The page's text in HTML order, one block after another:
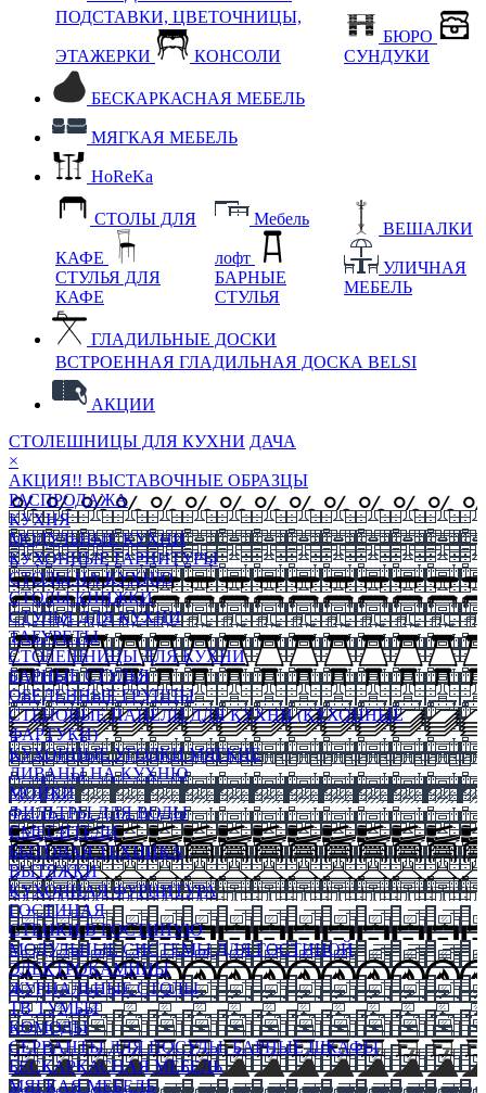
ПОДСТАВКИ, ЦВЕТОЧНИЦЫ,
ЭТАЖЕРКИ КОНСОЛИ
БЮРО
СУНДУКИ
БЕСКАРКАСНАЯ МЕБЕЛЬ
МЯГКАЯ МЕБЕЛЬ
HoReKa
СТОЛЫ ДЛЯ
КАФЕ
СТУЛЬЯ ДЛЯ
КАФЕ
Мебель
лофт
БАРНЫЕ
СТУЛЬЯ
ВЕШАЛКИ
УЛИЧНАЯ
МЕБЕЛЬ
ГЛАДИЛЬНЫЕ ДОСКИ
ВСТРОЕННАЯ ГЛАДИЛЬНАЯ ДОСКА BELSI
АКЦИИ
СТОЛЕШНИЦЫ ДЛЯ КУХНИ ДАЧА
×
АКЦИЯ!! ВЫСТАВОЧНЫЕ ОБРАЗЦЫ
РАСПРОДАЖА
КУХНЯ
МОДУЛЬНЫЕ КУХНИ
КУХОННЫЕ ГАРНИТУРЫ
СТОЛЫ НА КУХНЮ
СТОЛЫ КНИЖКИ
СТУЛЬЯ ДЛЯ КУХНИ
ТАБУРЕТЫ
СТОЛЕШНИЦЫ ДЛЯ КУХНИ
БАРНЫЕ СТУЛЬЯ
ОБЕДЕННЫЕ ГРУППЫ
СТЕНОВЫЕ ПАНЕЛИ ДЛЯ КУХНИ (КУХОННЫЕ
ФАРТУКИ)
КУХОННЫЕ УГОЛКИ МЯГКИЕ
ДИВАНЫ НА КУХНЮ
МОЙКИ
ФИЛЬТРЫ ДЛЯ ВОДЫ
СМЕСИТЕЛИ
БЫТОВАЯ ТЕХНИКА
ВЫТЯЖКИ
КУХОННАЯ ФУРНИТУРА
ГОСТИНАЯ
СТЕНКИ В ГОСТИНУЮ
МОДУЛЬНЫЕ СИСТЕМЫ ДЛЯ ГОСТИНОЙ
ЭЛЕКТРОКАМИНЫ
ЖУРНАЛЬНЫЕ СТОЛЫ
ТВ ТУМБЫ
КОМОДЫ
СЕРВАНТЫ ДЛЯ ПОСУДЫ, БАРНЫЕ ШКАФЫ
БЕСКАРКАСНАЯ МЕБЕЛЬ
МЯГКАЯ МЕБЕЛЬ